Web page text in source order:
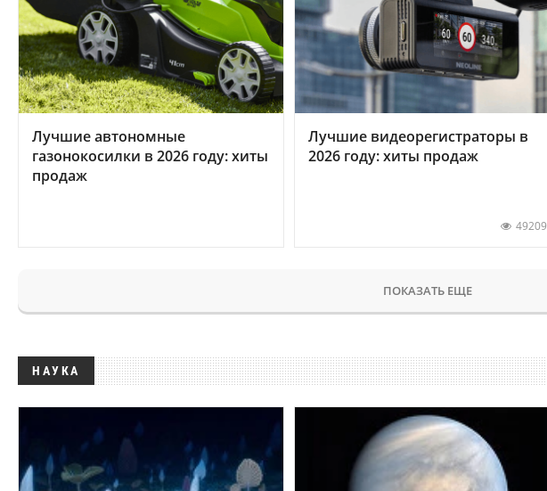
Лучшие автономные
газонокосилки в 2026 году: хиты
продаж
Лучшие видеорегистраторы в
2026 году: хиты продаж
49209
ПОКАЗАТЬ ЕЩЕ
НАУКА